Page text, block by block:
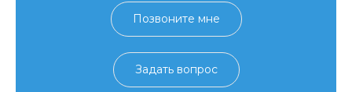
Позвоните мне
Задать вопрос